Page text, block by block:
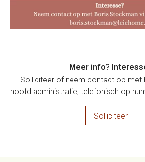
Meer info?
Solliciteer of neem contact op met
hoofd administratie, telefonisch op
Solliciteer